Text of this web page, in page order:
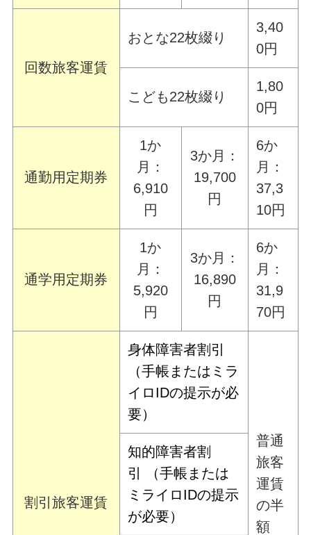
回数旅客運賃
おとな22枚綴り
3,40
0円
こども22枚綴り
1,80
0円
通勤用定期券
1か
月：
6,910
円
3か月：
19,700
円
6か
月：
37,3
10円
通学用定期券
1か
月：
5,920
円
3か月：
16,890
円
6か
月：
31,9
70円
割引旅客運賃
身体障害者割引
（手帳またはミラ
イロIDの提示が必
要）
普通
旅客
運賃
の半
額
知的障害者割
引 （手帳または
ミライロIDの提示
が必要）